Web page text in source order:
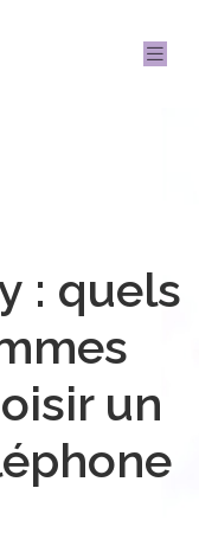
: quels
un